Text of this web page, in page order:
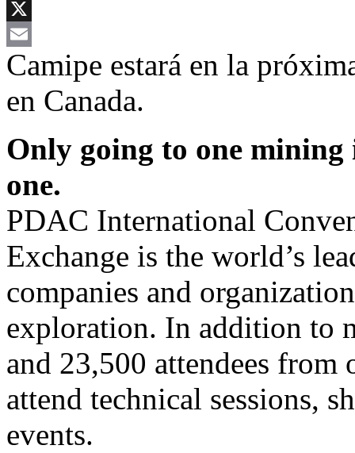
Facebook
X
Email
Camipe estará en la
en Canada.
Only going to one
one.
PDAC International
Exchange is the world’s
companies and
exploration. In addition to
and 23,500 attendees
attend technical sessions,
events.